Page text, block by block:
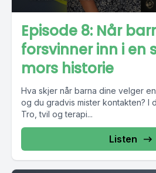
Episode 8: Når
forsvinner inn i en
mors historie
Hva skjer når barna dine velger
og du gradvis mister kontakten? I
Tro, tvil og terapi...
Listen